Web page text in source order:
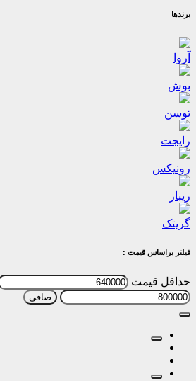
برندها
آروا
بوش
توسن
رایجت
رونیکس
ریباز
گریتک
فیلتر براساس قیمت :
حداقل قیمت
صافی